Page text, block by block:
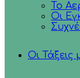
Το
Οι
Οι Τάξεις